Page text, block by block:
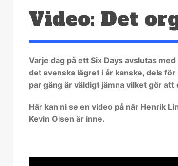
Video: Det
Varje dag på ett Six Days avslutas
det svenska lägret i år kanske, dels
par gäng är väldigt jämna vilket gör
Här kan ni se en video på när Henrik
Kevin Olsen är inne.